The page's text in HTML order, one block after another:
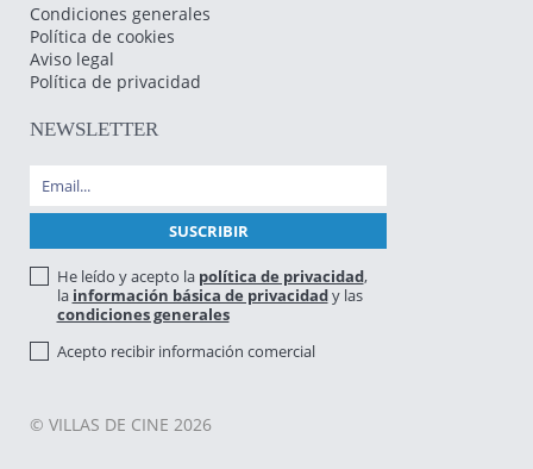
Condiciones generales
Política de cookies
Aviso legal
Política de privacidad
NEWSLETTER
He leído y acepto la política de privacidad,
la información básica de privacidady las
condiciones generales
Acepto recibir información comercial
© VILLAS DE CINE 2026